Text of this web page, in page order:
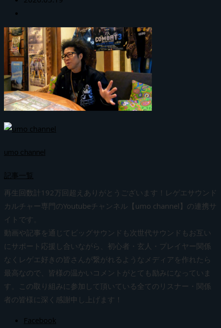
umo channel
記事一覧
再生回数計192万回超えありがとうございます！レゲエサウンド
カルチャー専門のYoutubeチャンネル【umo channel】の連携サ
イトです。
動画や記事を通じてビッグサウンドも次世代サウンドもお互い
にサポート応援し合いながら、初心者・玄人・プレイヤー関係
なくレゲエ好きの皆さんが繋がれるようなメディアを作れたら
最高なので、皆様の温かいコメントがとても励みになっていま
す。この取り組みに参加して頂いている全てのリスナー・関係
者の皆様に深く感謝申し上げます！
Facebook